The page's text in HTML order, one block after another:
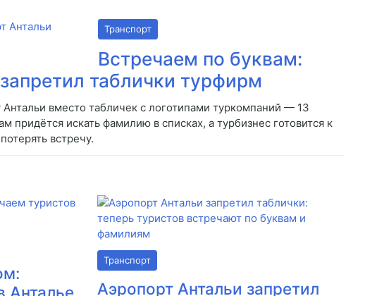
Транспорт
Встречаем по буквам:
таблички турфирм
вместо табличек с логотипами туркомпаний — 13
придётся искать фамилию в списках, а турбизнес готовится к
встречу.
Транспорт
Аэропорт Антальи запретил